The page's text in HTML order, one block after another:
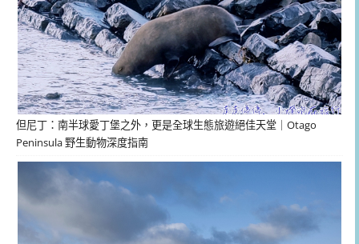
但尼丁：南半球愛丁堡之外，更是全球生態旅遊絕佳天堂｜Otago
Peninsula 野生動物深度指南